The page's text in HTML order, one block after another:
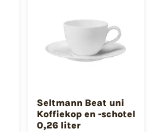
Seltmann Beat uni
Koffiekop en -schotel
0,26 liter